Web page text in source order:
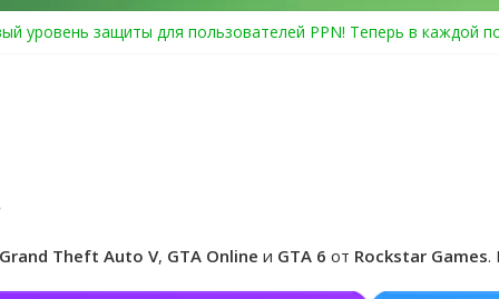
уровень защиты для пользователей PPN! Теперь в каждой
Grand Theft Auto V, GTA Online и GTA 6 от Rockstar Games.